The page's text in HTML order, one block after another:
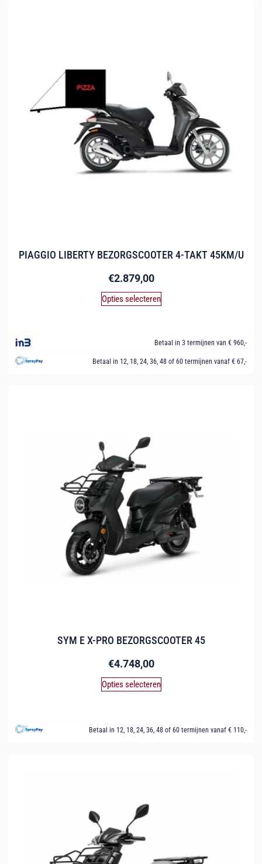
PIAGGIO LIBERTY BEZORGSCOOTER 4-TAKT 45KM/U
€2.879,00
Opties selecteren
Betaal in 3 termijnen van € 960,-
Betaal in 12, 18, 24, 36, 48 of 60 termijnen vanaf € 67,-
SYM E X-PRO BEZORGSCOOTER 45
€4.748,00
Opties selecteren
Betaal in 12, 18, 24, 36, 48 of 60 termijnen vanaf € 110,-